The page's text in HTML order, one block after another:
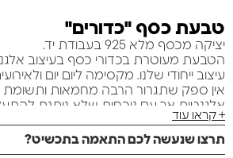
טבעת כסף "כדורים"
יציקה מכסף מלא 925 בעבודת יד.
הטבעת מעוטרת בכדורי כסף בעיצוב
עיצוב ייחודי שלנו. מקסימה ליום יום
אין ספק שתגרור הרבה מחמאות ותשומת
אלגנטית אך עם נוכחות שלא ניתנת
+ קראו עוד
תרצו שנעשה לכם התאמה בתכשיט?